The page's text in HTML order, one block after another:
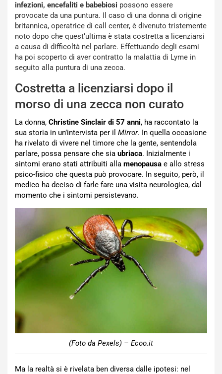
infezioni, encefaliti e babebiosi possono essere
provocate da una puntura. Il caso di una donna di origine
britannica, operatrice di call center, è divenuto tristemente
noto dopo che quest’ultima è stata costretta a licenziarsi
a causa di difficoltà nel parlare. Effettuando degli esami
ha poi scoperto di aver contratto la malattia di Lyme in
seguito alla puntura di una zecca.
Costretta a licenziarsi dopo il
morso di una zecca non curato
La donna, Christine Sinclair di 57 anni, ha raccontato la
sua storia in un’intervista per il Mirror. In quella occasione
ha rivelato di vivere nel timore che la gente, sentendola
parlare, possa pensare che sia ubriaca. Inizialmente i
sintomi erano stati attribuiti alla menopausa e allo stress
psico-fisico che questa può provocare. In seguito, però, il
medico ha deciso di farle fare una visita neurologica, dal
momento che i sintomi persistevano.
(Foto da Pexels) – Ecoo.it
Ma la realtà si è rivelata ben diversa dalle ipotesi: nel